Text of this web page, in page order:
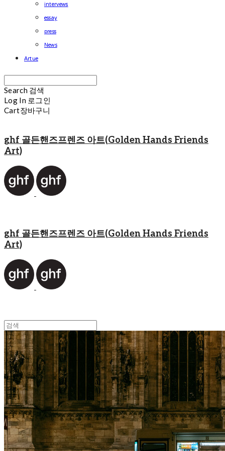
intervews
essay
press
News
Artue
Search 검색
Log In 로그인
Cart장바구니
ghf 골든핸즈프렌즈 아트(Golden Hands Friends
Art)
ghf 골든핸즈프렌즈 아트(Golden Hands Friends
Art)